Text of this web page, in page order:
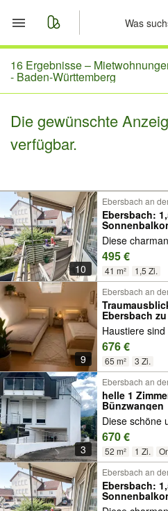
Start
Merkliste
Nachrichten
16 Ergebnisse –
- Baden-Württemberg
Die gewünschte
verfügbar.
10
Ebersbach an
Ebersbach:
Diese
495 €
41 m² 1,5 Zi.
9
Ebersbach an
Haustiere
676 €
65 m² 3 Zi.
3
Ebersbach an
helle 1
Bünzwangen
Diese schöne
670 €
52 m² 1 Zi.
Ebersbach an
Ebersbach: